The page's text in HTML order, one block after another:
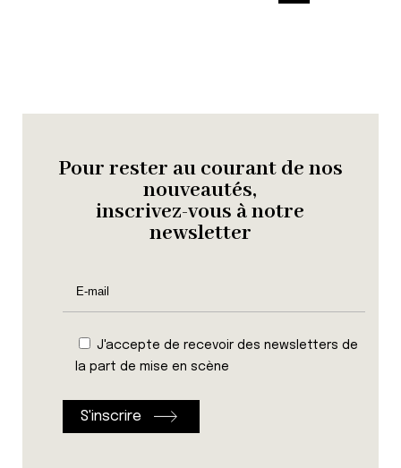
Pour rester au courant de nos
nouveautés,
inscrivez-vous à notre
newsletter
J'accepte de recevoir des newsletters de
la part de mise en scène